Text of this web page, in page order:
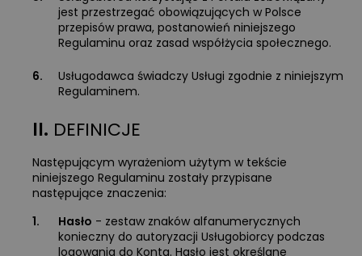
jest przestrzegać obowiązujących w Polsce
przepisów prawa, postanowień niniejszego
Regulaminu oraz zasad współżycia społecznego.
6.
Usługodawca świadczy Usługi zgodnie z niniejszym
Regulaminem.
II. DEFINICJE
Następującym wyrażeniom użytym w tekście
niniejszego Regulaminu zostały przypisane
następujące znaczenia:
1.
Hasło - zestaw znaków alfanumerycznych
konieczny do autoryzacji Usługobiorcy podczas
logowania do Konta. Hasło jest określane